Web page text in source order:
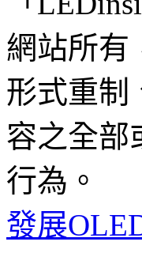
網站所有
形式重制
容之全部
行為。
發展